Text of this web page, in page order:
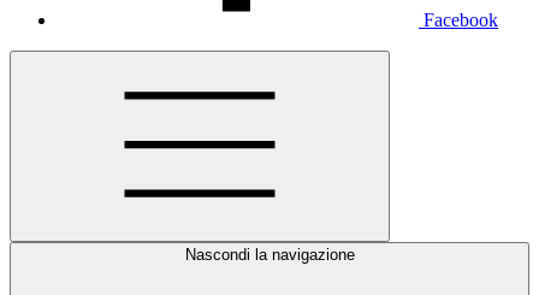
Facebook
Nascondi la navigazione